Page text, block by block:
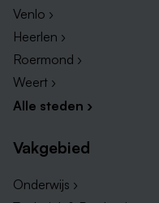
Venlo ›
Heerlen ›
Roermond ›
Weert ›
Alle steden ›
Vakgebied
Onderwijs ›